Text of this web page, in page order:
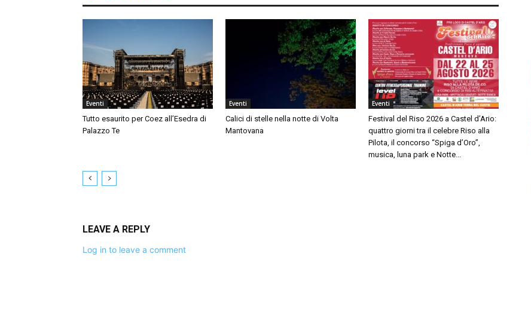
Eventi
Tutto esaurito per Coez all’Esedra di
Palazzo Te
Eventi
Calici di stelle nella notte di Volta
Mantovana
Eventi
Festival del Riso 2026 a Castel d’Ario:
quattro giorni tra il celebre Riso alla
Pilota, il concorso “Spiga d’Oro”,
musica, luna park e Notte...
LEAVE A REPLY
Log in to leave a comment